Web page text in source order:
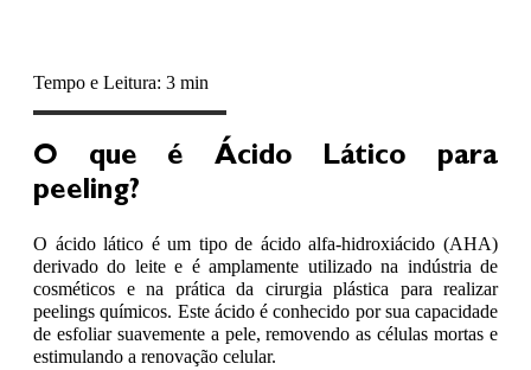
Tempo e Leitura: 3 min
O que é Ácido Lático para
peeling?
O ácido lático é um tipo de ácido alfa-hidroxiácido (AHA)
derivado do leite e é amplamente utilizado na indústria de
cosméticos e na prática da cirurgia plástica para realizar
peelings químicos. Este ácido é conhecido por sua capacidade
de esfoliar suavemente a pele, removendo as células mortas e
estimulando a renovação celular.